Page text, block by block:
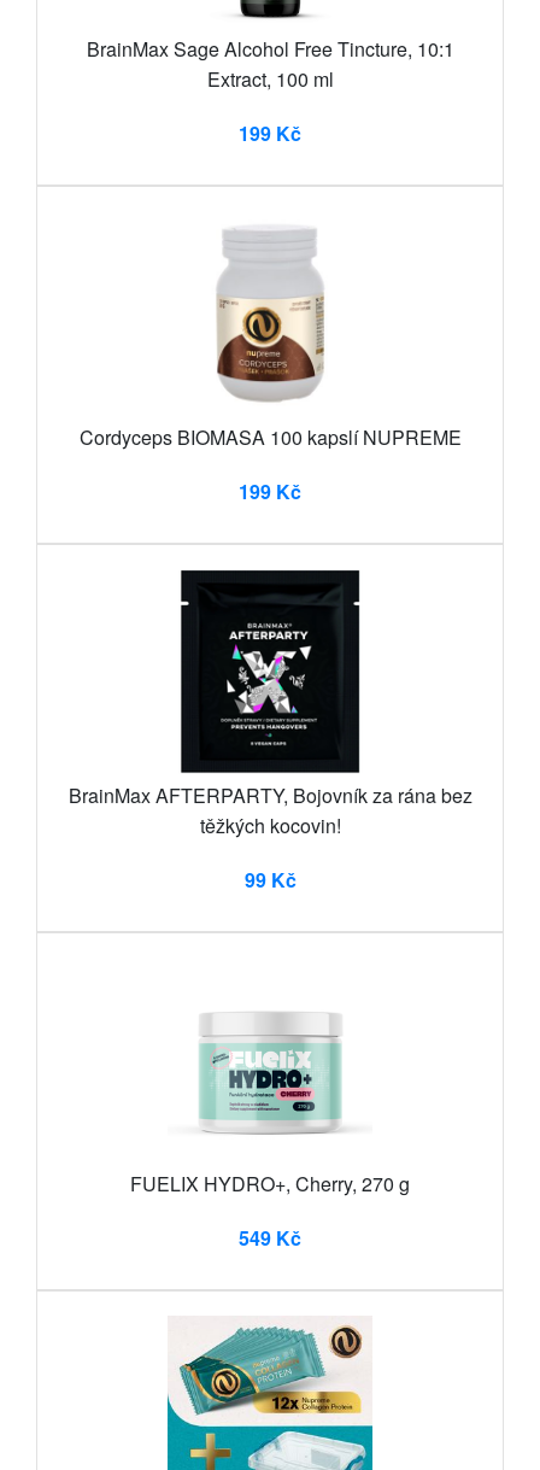
BrainMax Sage Alcohol Free Tincture, 10:1
Extract, 100 ml
199 Kč
Cordyceps BIOMASA 100 kapslí NUPREME
199 Kč
BrainMax AFTERPARTY, Bojovník za rána bez
těžkých kocovin!
99 Kč
FUELIX HYDRO+, Cherry, 270 g
549 Kč